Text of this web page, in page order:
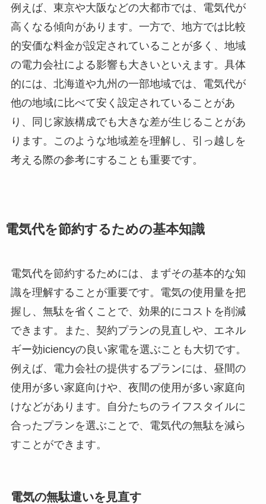
例えば、東京や大阪などの大都市では、電気代が
高くなる傾向があります。一方で、地方では比較
的安価な料金が設定されていることが多く、地域
の電力会社による影響も大きいといえます。具体
的には、北海道や九州の一部地域では、電気代が
他の地域に比べて安く設定されていることがあ
り、同じ家族構成でも大きな差が生じることがあ
ります。このような地域差を理解し、引っ越しを
考える際の参考にすることも重要です。
電気代を節約するための基本知識
電気代を節約するためには、まずその基本的な知
識を理解することが重要です。電気の使用量を把
握し、無駄を省くことで、効果的にコストを削減
できます。また、契約プランの見直しや、エネル
ギー効iciencyの良い家電を選ぶことも大切です。
例えば、電力会社の提供するプランには、昼間の
使用が多い家庭向けや、夜間の使用が多い家庭向
けなどがあります。自分たちのライフスタイルに
合ったプランを選ぶことで、電気代の無駄を減ら
すことができます。
電気の無駄遣いを見直す